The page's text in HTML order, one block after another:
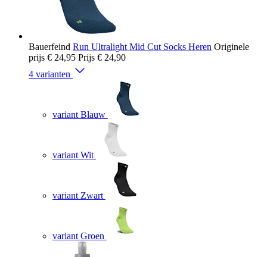
Bauerfeind Run Ultralight Mid Cut Socks Heren Originele
prijs € 24,95 Prijs € 24,90
4 varianten
variant Blauw
variant Wit
variant Zwart
variant Groen